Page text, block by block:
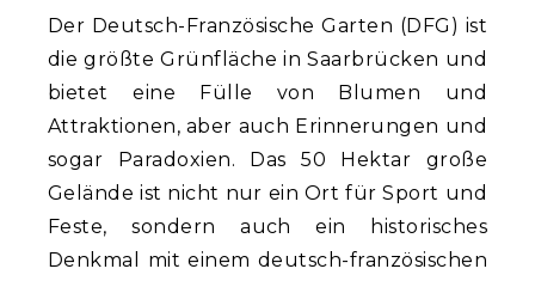
Der Deutsch-Französische Garten (DFG) ist
die größte Grünfläche in Saarbrücken und
bietet eine Fülle von Blumen und
Attraktionen, aber auch Erinnerungen und
sogar Paradoxien. Das 50 Hektar große
Gelände ist nicht nur ein Ort für Sport und
Feste, sondern auch ein historisches
Denkmal mit einem deutsch-französischen